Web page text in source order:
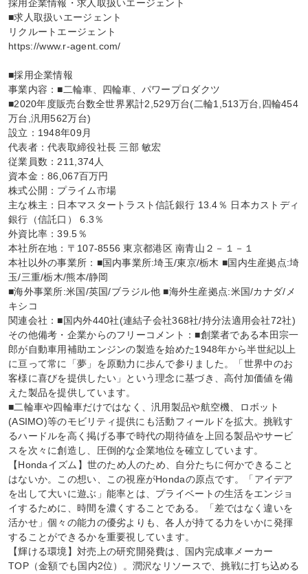
採用企業情報・求人取扱いエージェント
■求人取扱いエージェント
リクルートエージェント
https://www.r-agent.com/
■採用企業情報
事業内容：■二輪車、四輪車、パワープロダクツ
■2020年度販売台数全世界累計2,529万台(二輪1,513万台,四輪454
万台,汎用562万台)
設立：1948年09月
代表者：代表取締役社長 三部 敏宏
従業員数：211,374人
資本金：86,067百万円
株式公開：プライム市場
主な株主：日本マスタートラスト信託銀行 13.4％ 日本カストディ
銀行（信託口） 6.3％
外資比率：39.5％
本社所在地：〒107-8556 東京都港区 南青山２－１－１
本社以外の事業所：■国内事業所:埼玉/東京/栃木 ■国内生産拠点:埼
玉/三重/栃木/熊本/静岡
■海外事業所:米国/英国/ブラジル他 ■海外生産拠点:米国/カナダ/メ
キシコ
関連会社：■国内外440社(連結子会社368社/持分法適用会社72社)
その他備考・企業からのフリーコメント：■創業者である本田宗一
郎が自動車用補助エンジンの製造を始めた1948年から半世紀以上
に亘って常に「夢」を原動力に歩んで参りました。「世界中のお
客様に喜びを提供したい」という理念に基づき、高付加価値を備
えた製品を提供しています。
■二輪車や四輪車だけではなく、汎用製品や航空機、ロボット
(ASIMO)等のモビリティ提供にも活動フィールドを拡大。挑戦す
るハードルを高く掲げる事で時代の期待値を上回る製品やサービ
スを次々に創造し、圧倒的な企業地位を確立しています。
【Hondaイズム】世のため人のため、自分たちに何かできること
はないか。この想い、この視座がHondaの原点です。「アイデア
を出して大いに遊ぶ」能率とは、プライベートの生活をエンジョ
イするために、時間を濃くすることである。「差ではなく違いを
活かせ」個々の能力の優劣よりも、各人が持てる力をいかに発揮
することができるかを重要視しています。
【輝ける環境】対売上の研究開発費は、国内完成車メーカー
TOP（金額でも国内2位）。潤沢なリソースで、挑戦に打ち込める